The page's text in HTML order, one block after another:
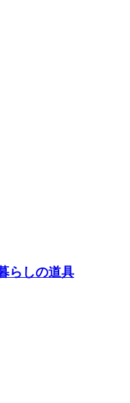
らしの道具